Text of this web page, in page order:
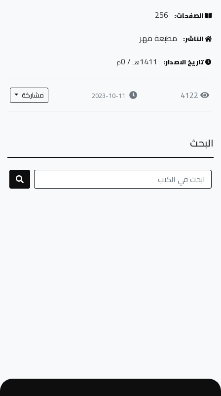
الصفحات: 256
الناشر: مطبعة مهر
تاريخ الاصدار: 1411هـ/ 0 م
4122
2023-10-11 مشاركة
البحث